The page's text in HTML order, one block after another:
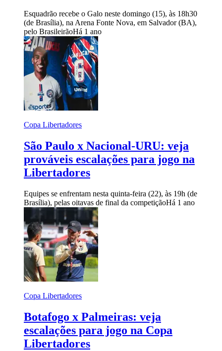
Esquadrão recebe o Galo neste domingo (15), às 18h30
(de Brasília), na Arena Fonte Nova, em Salvador (BA),
pelo BrasileirãoHá 1 ano
Copa Libertadores
São Paulo x Nacional-URU: veja
prováveis escalações para jogo na
Libertadores
Equipes se enfrentam nesta quinta-feira (22), às 19h (de
Brasília), pelas oitavas de final da competiçãoHá 1 ano
Copa Libertadores
Botafogo x Palmeiras: veja
escalações para jogo na Copa
Libertadores